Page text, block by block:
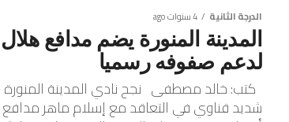
الدرجة الثانية 4 سنوات ago
المدينة المنورة يضم مدافع
لدعم صفوفه رسميا
كتب: خالد مصطفى نجح نادي المدينة المنورة
شديد قناوي في التعاقد مع إسلام ماهر